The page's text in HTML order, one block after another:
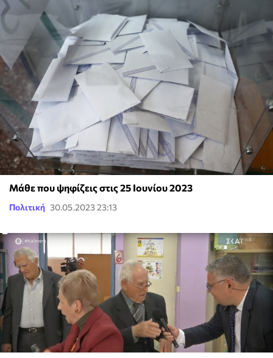
Μάθε που ψηφίζεις στις 25 Ιουνίου 2023
Πολιτική 30.05.2023 23:13